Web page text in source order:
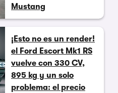
Mustang
¡Esto no es un render!
el Ford Escort Mk1 RS
vuelve con 330 CV,
895 kg y un solo
problema: el precio